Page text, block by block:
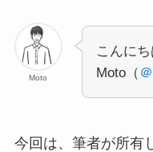
Moto
こんに
Moto（
今回は、筆者が所有